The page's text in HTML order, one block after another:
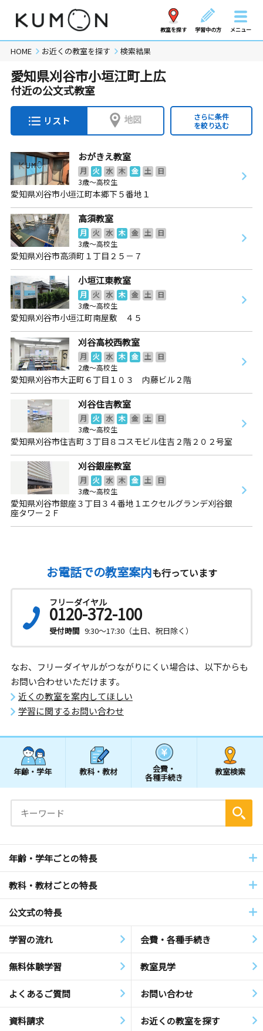
教室を探す 学習中の方 メニュー
HOME お近くの教室を探す 検索結果
愛知県刈谷市小垣江町上広
付近の公文式教室
リスト 地図
さらに条件
を絞り込む
おがきえ教室
月 火 水 木 金 土
日
3歳～高校生
愛知県刈谷市小垣江町本郷下５番地１
高須教室
月 火 水 木 金 土
日
3歳～高校生
愛知県刈谷市高須町１丁目２５－７
小垣江東教室
月 火 水 木 金 土
日
3歳～高校生
愛知県刈谷市小垣江町南屋敷 ４５
刈谷高校西教室
月 火 水 木 金 土
日
2歳～高校生
愛知県刈谷市大正町６丁目１０３ 内藤ビル２階
刈谷住吉教室
月 火 水 木 金 土
日
3歳～高校生
愛知県刈谷市住吉町３丁目８コスモビル住吉２階２０２号室
刈谷銀座教室
月 火 水 木 金 土
日
3歳～高校生
愛知県刈谷市銀座３丁目３４番地１エクセルグランデ刈谷銀
座タワー２Ｆ
お電話での教室案内も行っています
フリーダイヤル
0120-372-100
受付時間 9:30～17:30（土日、祝日除く）
なお、フリーダイヤルがつながりにくい場合は、以下からも
お問い合わせいただけます。
近くの教室を案内してほしい
学習に関するお問い合わせ
年齢・学年 教科・教材 会費・
各種手続き
教室検索
年齢・学年ごとの特長
教科・教材ごとの特長
公文式の特長
学習の流れ 会費・各種手続き
無料体験学習 教室見学
よくあるご質問 お問い合わせ
資料請求 お近くの教室を探す